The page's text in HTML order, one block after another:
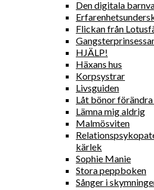
Den digitala
Flickan från
HJÄLP!
Häxans hus
Korpsystrar
Livsguiden
Låt bönor
Lämna mig aldrig
Malmösviten
kärlek
Sophie Manie
Stora peppboken
Sånger i